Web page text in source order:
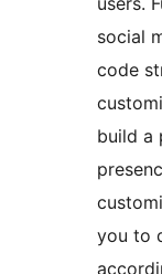
social
code
build a
you to